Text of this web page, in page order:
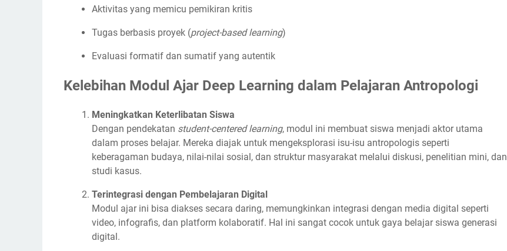
Aktivitas yang memicu pemikiran kritis
Tugas berbasis proyek (project-based learning)
Evaluasi formatif dan sumatif yang autentik
Kelebihan Modul Ajar Deep Learning dalam Pelajaran Antropologi
Meningkatkan Keterlibatan Siswa
Dengan pendekatan student-centered learning, modul ini membuat siswa menjadi aktor utama
dalam proses belajar. Mereka diajak untuk mengeksplorasi isu-isu antropologis seperti
keberagaman budaya, nilai-nilai sosial, dan struktur masyarakat melalui diskusi, penelitian mini, dan
studi kasus.
Terintegrasi dengan Pembelajaran Digital
Modul ajar ini bisa diakses secara daring, memungkinkan integrasi dengan media digital seperti
video, infografis, dan platform kolaboratif. Hal ini sangat cocok untuk gaya belajar siswa generasi
digital.